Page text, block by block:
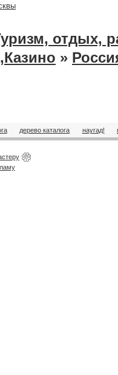
отдых,
»
дерево каталога наугад!